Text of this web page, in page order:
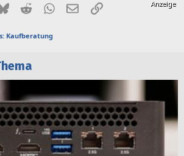
BlueskyRedditWhatsApp
E-MailLink
Kaufberatung